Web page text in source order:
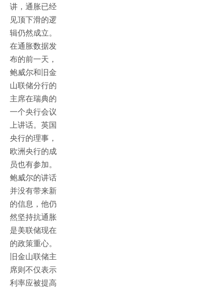
讲，通胀已经
见顶下滑的逻
辑仍然成立。
在通胀数据发
布的前一天，
鲍威尔和旧金
山联储分行的
主席在瑞典的
一个央行会议
上讲话。英国
央行的理事，
欧洲央行的成
员也有参加。
鲍威尔的讲话
并没有带来新
的信息，他仍
然坚持抗通胀
是美联储现在
的政策重心。
旧金山联储主
席则不仅表示
利率应被提高